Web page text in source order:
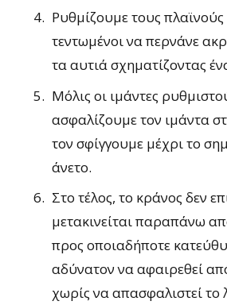
Ρυθμίζουμε τους πλαϊνούς
τεντωμένοι να περνάνε
τα αυτιά σχηματίζοντας
Μόλις οι ιμάντες
ασφαλίζουμε τον ιμάντα
τον σφίγγουμε μέχρι το
άνετο.
Στο τέλος, το κράνος δεν
μετακινείται παραπάνω
προς οποιαδήποτε
αδύνατον να αφαιρεθεί
χωρίς να απασφαλιστεί το